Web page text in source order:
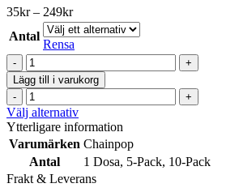
De
olika
väljas
på
produktsidan
35kr – 249krPrisintervall:
35kr
till
249kr
Antal
Rensa
Chainpop
Violet
&
Cactus
S2
mängd
Lägg till i varukorg
Chainpop
Violet
&
Cactus
S2
mängd
Välj alternativDen
här
produkten
har
flera
varianter.
Ytterligare information
Varumärken Chainpop
Antal
1 Dosa, 5-Pack, 10-Pack
Frakt & Leverans